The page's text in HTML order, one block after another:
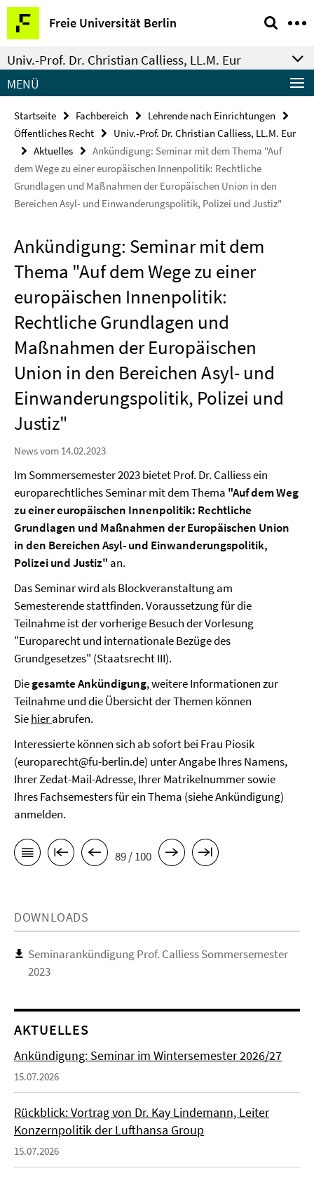
Springe
direkt
zu
Inhalt
Freie Universität Berlin
Service-
Navigation
Univ.-Prof. Dr. Christian Calliess, LL.M. Eur
MENÜ
Startseite Fachbereich
Lehrende nach Einrichtungen
Öffentliches Recht
Univ.-Prof. Dr. Christian Calliess, LL.M. Eur
Aktuelles
Ankündigung: Seminar mit dem Thema "Auf
dem Wege zu einer europäischen Innenpolitik: Rechtliche
Grundlagen und Maßnahmen der Europäischen Union in den
Bereichen Asyl- und Einwanderungspolitik, Polizei und Justiz"
Ankündigung: Seminar mit dem
Thema "Auf dem Wege zu einer
europäischen Innenpolitik:
Rechtliche Grundlagen und
Maßnahmen der Europäischen
Union in den Bereichen Asyl- und
Einwanderungspolitik, Polizei und
Justiz"
News vom 14.02.2023
Im Sommersemester 2023 bietet Prof. Dr. Calliess ein
europarechtliches Seminar mit dem Thema "Auf dem Weg
zu einer europäischen Innenpolitik: Rechtliche
Grundlagen und Maßnahmen der Europäischen Union
in den Bereichen Asyl- und Einwanderungspolitik,
Polizei und Justiz" an.
Das Seminar wird als Blockveranstaltung am
Semesterende stattfinden. Voraussetzung für die
Teilnahme ist der vorherige Besuch der Vorlesung
"Europarecht und internationale Bezüge des
Grundgesetzes" (Staatsrecht III).
Diegesamte Ankündigung, weitere Informationen zur
Teilnahme und die Übersicht der Themen können
Siehierabrufen.
Interessierte können sich ab sofort bei Frau Piosik
(europarecht@fu-berlin.de) unter Angabe Ihres Namens,
Ihrer Zedat-Mail-Adresse, Ihrer Matrikelnummer sowie
Ihres Fachsemesters für ein Thema (siehe Ankündigung)
anmelden.
89 / 100
DOWNLOADS
Seminarankündigung Prof. Calliess Sommersemester
2023
AKTUELLES
Ankündigung: Seminar im Wintersemester 2026/27
15.07.2026
Rückblick: Vortrag von Dr. Kay Lindemann, Leiter
Konzernpolitik der Lufthansa Group
15.07.2026